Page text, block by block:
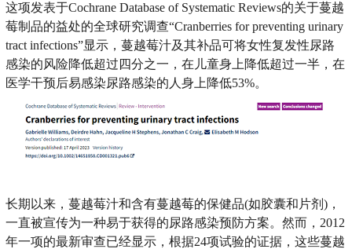
这项发表于Cochrane Database of Systematic Reviews的关于蔓越
莓制品的益处的全球研究调查“Cranberries for preventing urinary
tract infections”显示，蔓越莓汁及其补品可将女性复发性尿路
感染的风险降低超过四分之一，在儿童身上降低超过一半，在
医学干预后易感染尿路感染的人身上降低53%。
长期以来，蔓越莓汁和含有蔓越莓的保健品(如胶囊和片剂)，
一直被宣传为一种易于获得的尿路感染预防方案。然而，2012
年一项的最新审查已经显示，根据24项试验的证据，这些蔓越